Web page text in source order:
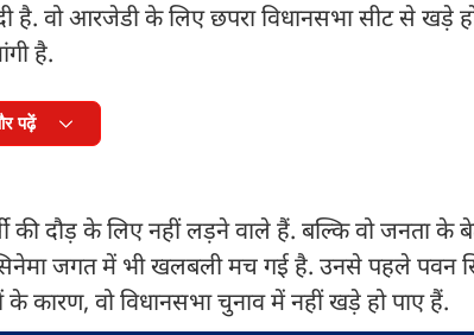
है. वो आरजेडी के लिए छपरा विधानसभा सीट से खड़े
है.
पढ़ें
की दौड़ के लिए नहीं लड़ने वाले हैं. बल्कि वो जनता के
जगत में भी खलबली मच गई है. उनसे पहले पवन
वो विधानसभा चुनाव में नहीं खड़े हो पाए हैं.